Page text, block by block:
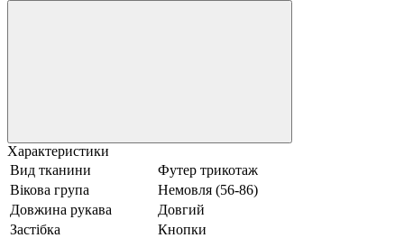
Характеристики
Вид тканини
Футер трикотаж
Вікова група
Немовля (56-86)
Довжина рукава
Довгий
Застібка
Кнопки